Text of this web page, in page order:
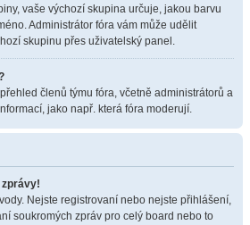
vaše výchozí skupina určuje, jakou barvu
Administrátor fóra vám může udělit
skupinu přes uživatelský panel.
členů týmu fóra, včetně administrátorů a
jako např. která fóra moderují.
zprávy!
Nejste registrovaní nebo nejste přihlášení,
soukromých zpráv pro celý board nebo to